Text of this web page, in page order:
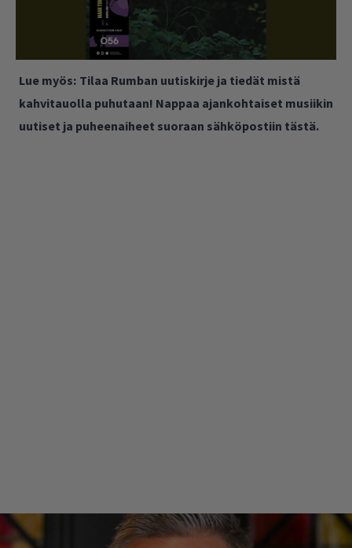
Lue myös: Tilaa Rumban uutiskirje ja tiedät mistä
kahvitauolla puhutaan! Nappaa ajankohtaiset musiikin
uutiset ja puheenaiheet suoraan sähköpostiin tästä.